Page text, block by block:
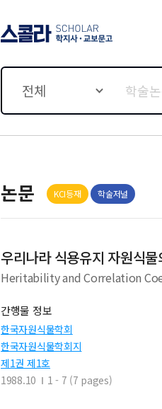
전체
논문 KCI등재 학술저널
우리나라 식용유지 자원식
Heritability and Correlation
간행물 정보
한국자원식물학회
한국자원식물학회지
제1권 제1호
1988.10
1 - 7 (7 pages)